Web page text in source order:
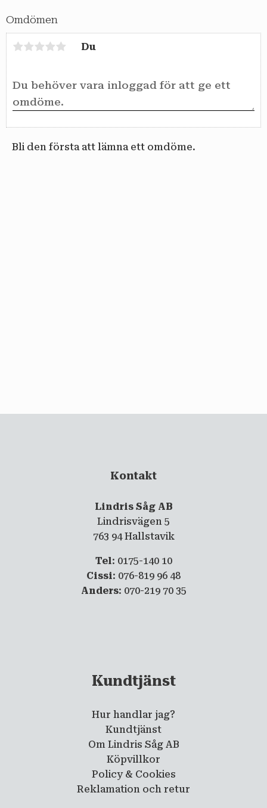
Omdömen
Du
Bli den första att lämna ett omdöme.
Kontakt
Lindris Såg AB
Lindrisvägen 5
763 94 Hallstavik
Tel: 0175-140 10
Cissi: 076-819 96 48
Anders: 070-219 70 35
Kundtjänst
Hur handlar jag?
Kundtjänst
Om Lindris Såg AB
Köpvillkor
Policy & Cookies
Reklamation och retur